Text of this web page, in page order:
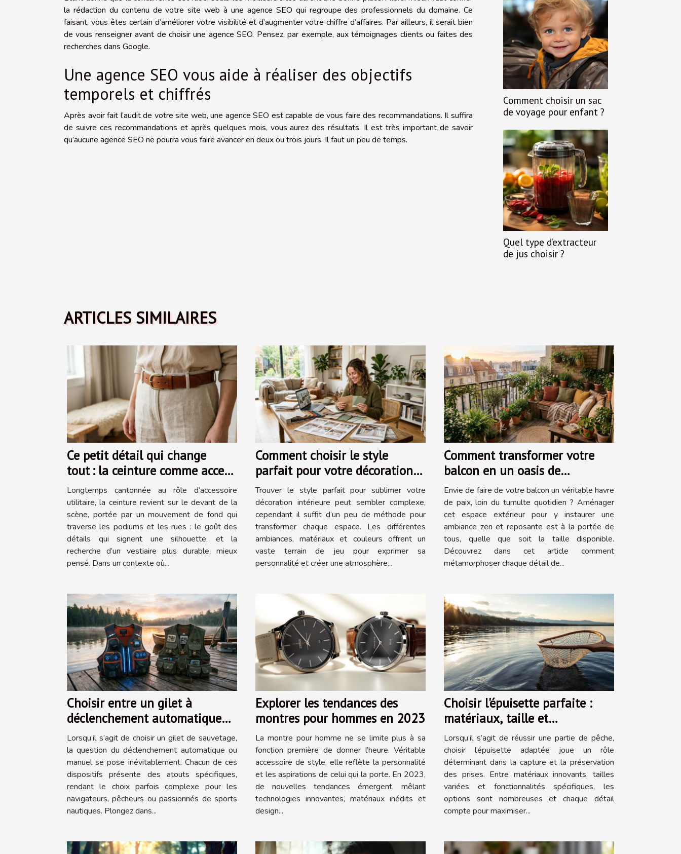
la rédaction du contenu de votre site web à une agence SEO qui regroupe des professionnels du domaine. Ce
faisant, vous êtes certain d’améliorer votre visibilité et d’augmenter votre chiffre d’affaires. Par ailleurs, il serait bien
de vous renseigner avant de choisir une agence SEO. Pensez, par exemple, aux témoignages clients ou faites des
recherches dans Google.
Une agence SEO vous aide à réaliser des objectifs
temporels et chiffrés
Après avoir fait l’audit de votre site web, une agence SEO est capable de vous faire des recommandations. Il suffira
de suivre ces recommandations et après quelques mois, vous aurez des résultats. Il est très important de savoir
qu’aucune agence SEO ne pourra vous faire avancer en deux ou trois jours. Il faut un peu de temps.
Comment choisir un sac
de voyage pour enfant ?
Quel type d’extracteur
de jus choisir ?
ARTICLES SIMILAIRES
Ce petit détail qui change
tout : la ceinture comme accent
mode
Longtemps cantonnée au rôle d’accessoire
utilitaire, la ceinture revient sur le devant de la
scène, portée par un mouvement de fond qui
traverse les podiums et les rues : le goût des
détails qui signent une silhouette, et la
recherche d’un vestiaire plus durable, mieux
pensé. Dans un contexte où...
Comment choisir le style
parfait pour votre décoration
intérieure ?
Trouver le style parfait pour sublimer votre
décoration intérieure peut sembler complexe,
cependant il suffit d’un peu de méthode pour
transformer chaque espace. Les différentes
ambiances, matériaux et couleurs offrent un
vaste terrain de jeu pour exprimer sa
personnalité et créer une atmosphère...
Comment transformer votre
balcon en un oasis de
tranquillité?
Envie de faire de votre balcon un véritable havre
de paix, loin du tumulte quotidien ? Aménager
cet espace extérieur pour y instaurer une
ambiance zen et reposante est à la portée de
tous, quelle que soit la taille disponible.
Découvrez dans cet article comment
métamorphoser chaque détail de...
Choisir entre un gilet à
déclenchement automatique
ou manuel
Lorsqu’il s’agit de choisir un gilet de sauvetage,
la question du déclenchement automatique ou
manuel se pose inévitablement. Chacun de ces
dispositifs présente des atouts spécifiques,
rendant le choix parfois complexe pour les
navigateurs, pêcheurs ou passionnés de sports
nautiques. Plongez dans...
Explorer les tendances des
montres pour hommes en 2023
La montre pour homme ne se limite plus à sa
fonction première de donner l’heure. Véritable
accessoire de style, elle reflète la personnalité
et les aspirations de celui qui la porte. En 2023,
de nouvelles tendances émergent, mêlant
technologies innovantes, matériaux inédits et
design...
Choisir l'épuisette parfaite :
matériaux, taille et
fonctionnalité
Lorsqu’il s’agit de réussir une partie de pêche,
choisir l’épuisette adaptée joue un rôle
déterminant dans la capture et la préservation
des prises. Entre matériaux innovants, tailles
variées et fonctionnalités spécifiques, les
options sont nombreuses et chaque détail
compte pour maximiser...